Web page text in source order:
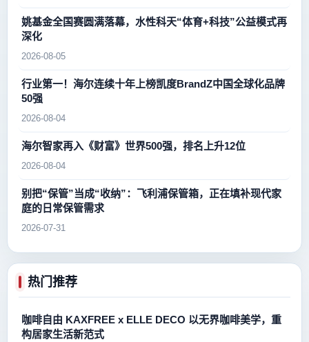
姚基金全国赛圆满落幕，水性科天“体育+科技”公益模式再
深化
2026-08-05
行业第一！海尔连续十年上榜凯度BrandZ中国全球化品牌
50强
2026-08-04
海尔智家再入《财富》世界500强，排名上升12位
2026-08-04
别把“保管”当成“收纳”：飞利浦保管箱，正在填补现代家
庭的日常保管需求
2026-07-31
热门推荐
咖啡自由 KAXFREE x ELLE DECO 以无界咖啡美学，重
构居家生活新范式